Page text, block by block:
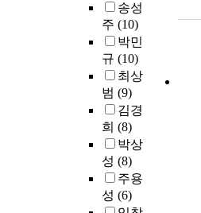
송성
주 (10)
박민
규 (10)
최상
범 (9)
김경
희 (8)
박상
성 (8)
주용
성 (6)